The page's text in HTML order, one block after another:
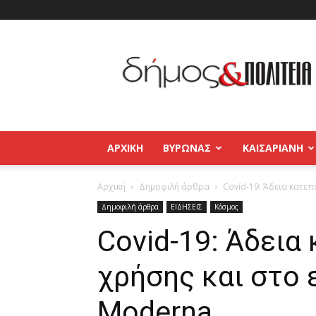
και
Πολιτεία
Βύρωνας
–
Παγκράτι
ΑΡΧΙΚΉ ΒΥΡΩΝΑΣ ΚΑΙΣΑΡΙΑΝΗ
Αρχική Δημοφιλή άρθρα Covid-19: Άδεια
Δημοφιλή άρθρα ΕΙΔΗΣΕΙΣ Κόσμος
Covid-19: Άδεια
χρήσης και στο